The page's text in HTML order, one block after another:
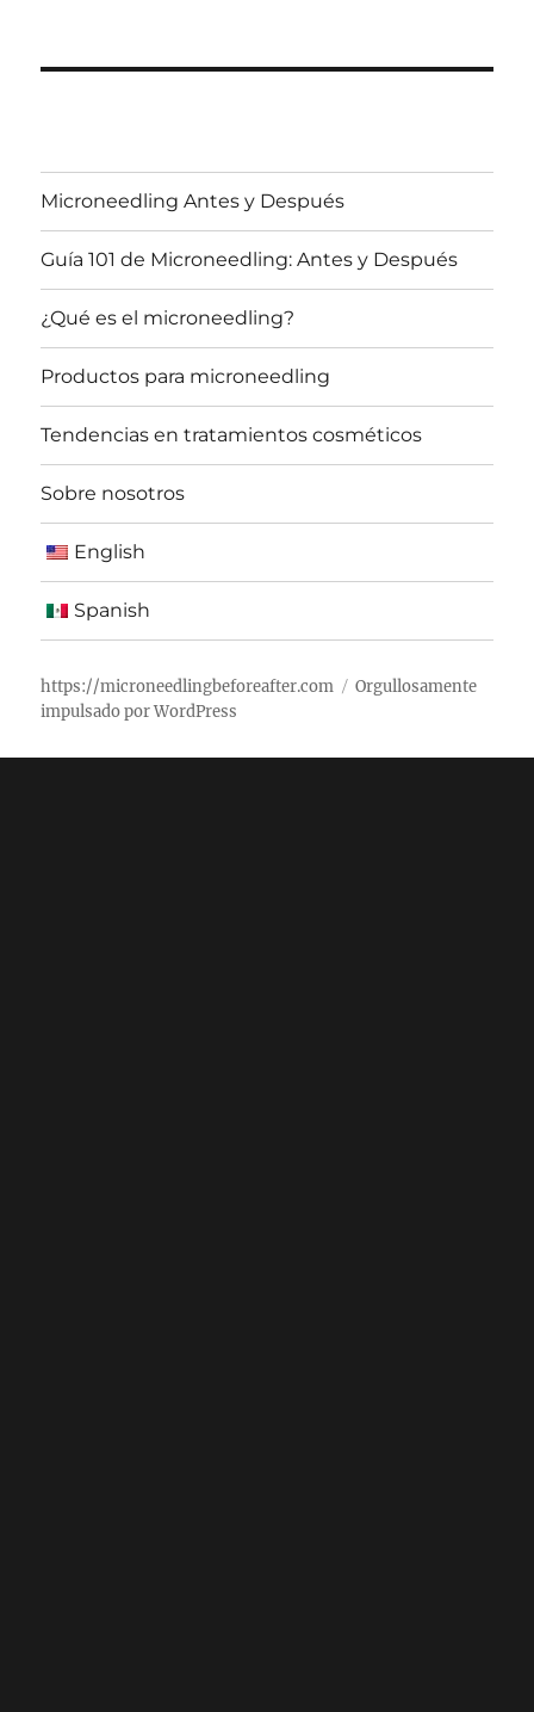
Microneedling Antes y Después
Guía 101 de Microneedling: Antes y Después
¿Qué es el microneedling?
Productos para microneedling
Tendencias en tratamientos cosméticos
Sobre nosotros
English
Spanish
https://microneedlingbeforeafter.com
Orgullosamente
impulsado por WordPress